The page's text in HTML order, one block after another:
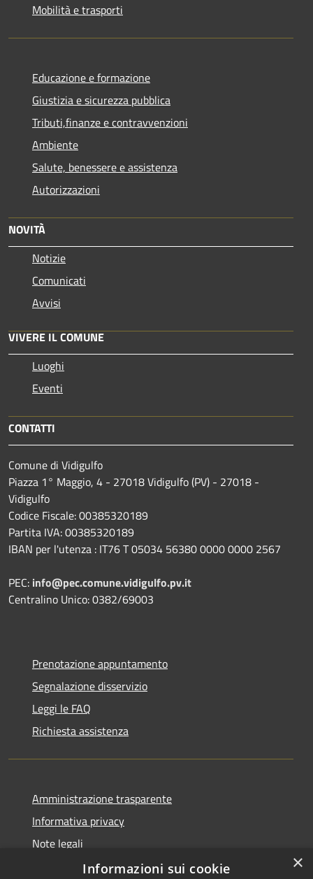
Mobilità e trasporti
Educazione e formazione
Giustizia e sicurezza pubblica
Tributi,finanze e contravvenzioni
Ambiente
Salute, benessere e assistenza
Autorizzazioni
NOVITÀ
Notizie
Comunicati
Avvisi
VIVERE IL COMUNE
Luoghi
Eventi
CONTATTI
Comune di Vidigulfo
Piazza 1° Maggio, 4 - 27018 Vidigulfo (PV) - 27018 -
Vidigulfo
Codice Fiscale: 00385320189
Partita IVA: 00385320189
IBAN per l'utenza : IT76 T 05034 56380 0000 0000 2567
PEC: info@pec.comune.vidigulfo.pv.it
Centralino Unico: 0382/69003
Prenotazione appuntamento
Segnalazione disservizio
Leggi le FAQ
Richiesta assistenza
Amministrazione trasparente
Informativa privacy
Note legali
Dichiarazione di accessibilità
×
Informazioni sui cookie